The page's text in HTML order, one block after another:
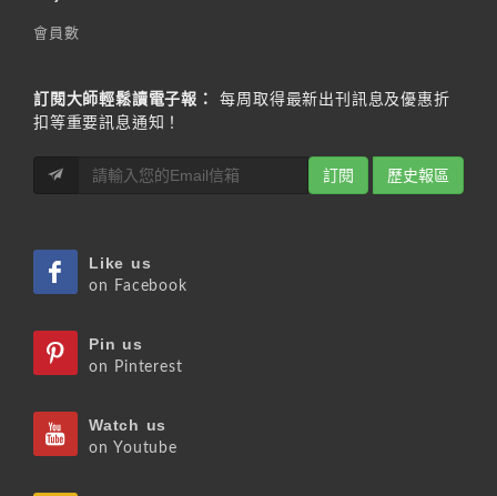
會員數
訂閱大師輕鬆讀電子報：
每周取得最新出刊訊息及優惠折
扣等重要訊息通知！
訂閱 歷史報區
Like us
on Facebook
Pin us
on Pinterest
Watch us
on Youtube